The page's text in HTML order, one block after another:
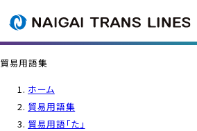
企業情報 / グローバルネットワーク
各種情報
貿易用語集
ホーム
貿易用語集
貿易用語「た」